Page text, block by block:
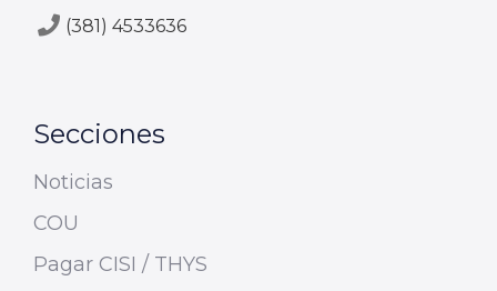
(381) 4533636
Secciones
Noticias
COU
Pagar CISI / THYS